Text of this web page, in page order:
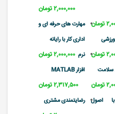
سلامت
اصول
۲,۰۰۰,۰۰۰ تومان
مهارت های حرفه ای و
اداری کار با رایانه
۲,۰۰۰,۰۰۰ تومان نرم
افزار MATLAB
۲,۳۱۷,۵۰۰ تومان
رضایتمندی مشتری